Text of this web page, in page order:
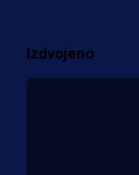
Više vijesti
Izdvojeno